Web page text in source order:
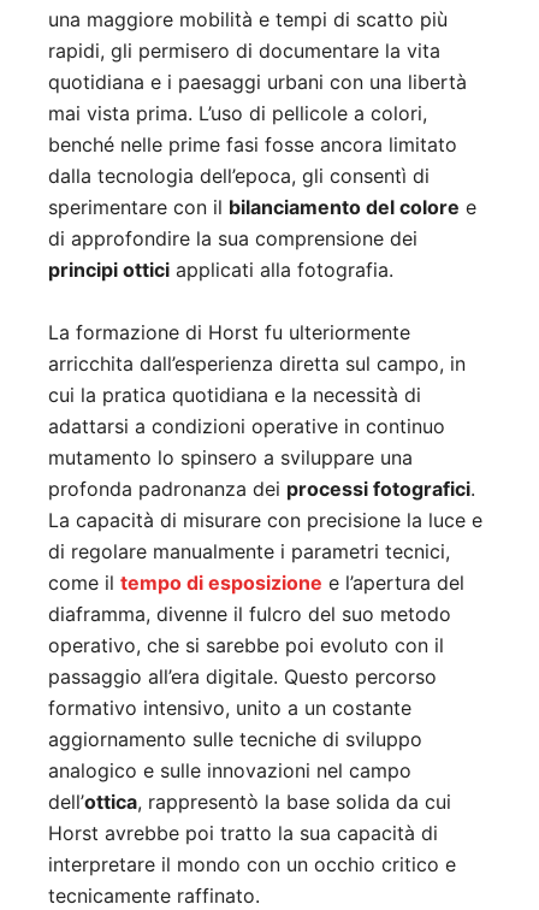
una maggiore mobilità e tempi di scatto più
rapidi, gli permisero di documentare la vita
quotidiana e i paesaggi urbani con una libertà
mai vista prima. L’uso di pellicole a colori,
benché nelle prime fasi fosse ancora limitato
dalla tecnologia dell’epoca, gli consentì di
sperimentare con il bilanciamento del colore e
di approfondire la sua comprensione dei
principi ottici applicati alla fotografia.
La formazione di Horst fu ulteriormente
arricchita dall’esperienza diretta sul campo, in
cui la pratica quotidiana e la necessità di
adattarsi a condizioni operative in continuo
mutamento lo spinsero a sviluppare una
profonda padronanza dei processi fotografici.
La capacità di misurare con precisione la luce e
di regolare manualmente i parametri tecnici,
come il tempo di esposizione e l’apertura del
diaframma, divenne il fulcro del suo metodo
operativo, che si sarebbe poi evoluto con il
passaggio all’era digitale. Questo percorso
formativo intensivo, unito a un costante
aggiornamento sulle tecniche di sviluppo
analogico e sulle innovazioni nel campo
dell’ottica, rappresentò la base solida da cui
Horst avrebbe poi tratto la sua capacità di
interpretare il mondo con un occhio critico e
tecnicamente raffinato.